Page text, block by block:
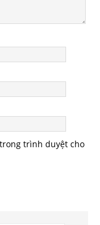
trình duyệt cho